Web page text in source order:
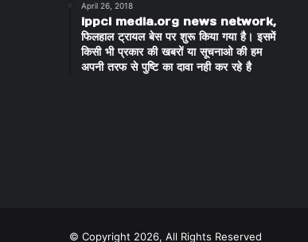
April 26, 2018
ippci media.org news network,
फिलहाल ट्रायल बेस पर शुरू किया गया है। इसमें
किसी भी प्रकार की खबरों या सूचनाओ की हम
अपनी तरफ से पुष्टि का दावा नही कर रहे है
© Copyright 2026, All Rights Reserved